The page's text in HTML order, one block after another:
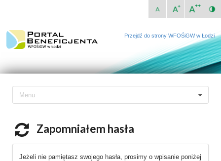
Przejdź do strony WFOŚiGW w Łodzi
Menu
Zapomniałem hasła
Jeżeli nie pamiętasz swojego hasła, prosimy o wpisanie poniżej